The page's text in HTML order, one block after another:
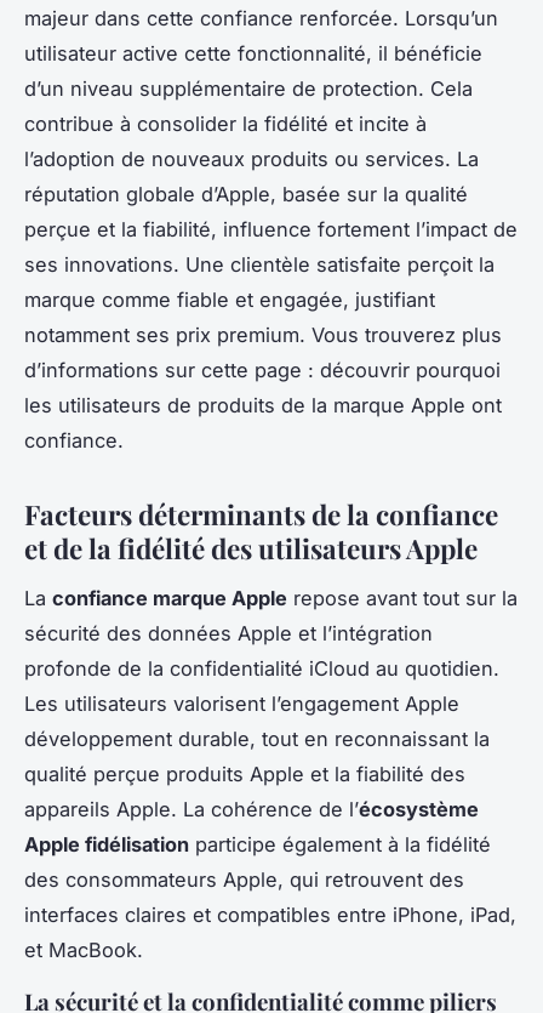
majeur dans cette confiance renforcée. Lorsqu’un
utilisateur active cette fonctionnalité, il bénéficie
d’un niveau supplémentaire de protection. Cela
contribue à consolider la fidélité et incite à
l’adoption de nouveaux produits ou services. La
réputation globale d’Apple, basée sur la qualité
perçue et la fiabilité, influence fortement l’impact de
ses innovations. Une clientèle satisfaite perçoit la
marque comme fiable et engagée, justifiant
notamment ses prix premium. Vous trouverez plus
d’informations sur cette page : découvrir pourquoi
les utilisateurs de produits de la marque Apple ont
confiance.
Facteurs déterminants de la confiance
et de la fidélité des utilisateurs Apple
La confiance marque Apple repose avant tout sur la
sécurité des données Apple et l’intégration
profonde de la confidentialité iCloud au quotidien.
Les utilisateurs valorisent l’engagement Apple
développement durable, tout en reconnaissant la
qualité perçue produits Apple et la fiabilité des
appareils Apple. La cohérence de l’écosystème
Apple fidélisation participe également à la fidélité
des consommateurs Apple, qui retrouvent des
interfaces claires et compatibles entre iPhone, iPad,
et MacBook.
La sécurité et la confidentialité comme piliers